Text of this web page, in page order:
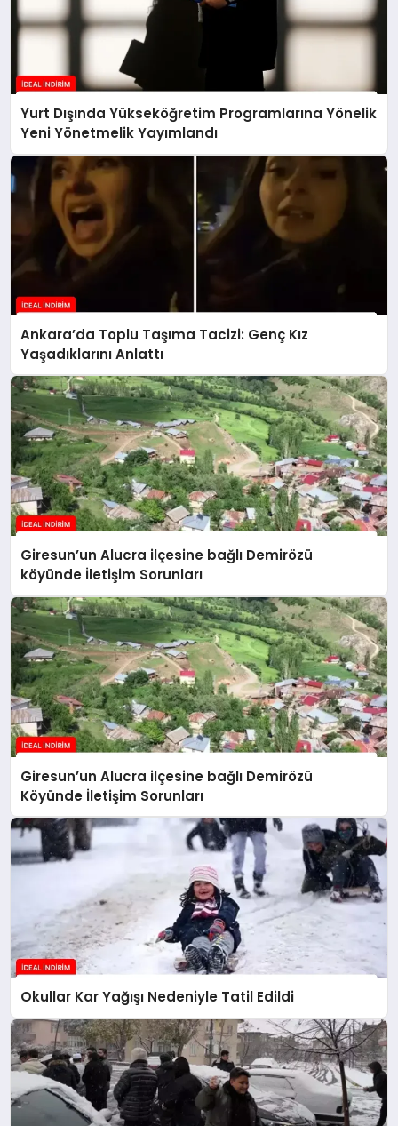
Yurt Dışında Yükseköğretim Programlarına Yönelik
Yeni Yönetmelik Yayımlandı
Ankara’da Toplu Taşıma Tacizi: Genç Kız
Yaşadıklarını Anlattı
Giresun’un Alucra ilçesine bağlı Demirözü
köyünde İletişim Sorunları
Giresun’un Alucra ilçesine bağlı Demirözü
Köyünde İletişim Sorunları
Okullar Kar Yağışı Nedeniyle Tatil Edildi